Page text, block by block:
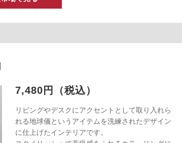
7,480円（税込）
リビングやデスクにアクセントとして取り入れら
れる地球儀というアイテムを洗練されたデザイン
に仕上げたインテリアです。